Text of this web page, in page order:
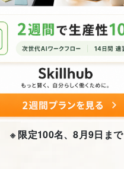
※ 限定100名、8月9日まで